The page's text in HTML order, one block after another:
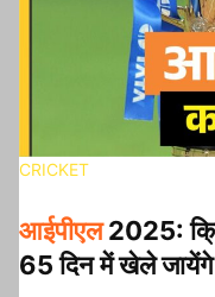
CRICKET
आईपीएल2025:
65 दिन में खेले